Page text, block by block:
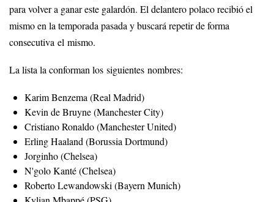
para volver a ganar este galardón. El delantero polaco recibió el
mismo en la temporada pasada y buscará repetir de forma
consecutiva el mismo.
La lista la conforman los siguientes nombres:
Karim Benzema (Real Madrid)
Kevin de Bruyne (Manchester City)
Cristiano Ronaldo (Manchester United)
Erling Haaland (Borussia Dortmund)
Jorginho (Chelsea)
N'golo Kanté (Chelsea)
Roberto Lewandowski (Bayern Munich)